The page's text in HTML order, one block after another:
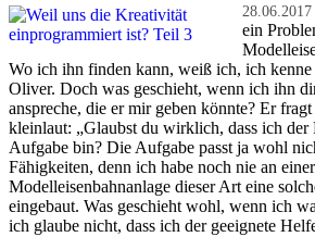
28.06.2017
ein
Wo ich ihn finden kann, weiß ich, ich kenne
Oliver. Doch was geschieht, wenn ich ihn
anspreche, die er mir geben könnte? Er
kleinlaut: „Glaubst du wirklich, dass ich der
Aufgabe bin? Die Aufgabe passt ja wohl
Fähigkeiten, denn ich habe noch nie an einer
Modelleisenbahnanlage dieser Art eine
eingebaut. Was geschieht wohl, wenn ich
ich glaube nicht, dass ich der geeignete